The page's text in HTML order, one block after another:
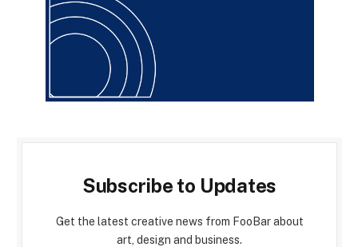
Subscribe to Updates
Get the latest creative news from FooBar about
art, design and business.